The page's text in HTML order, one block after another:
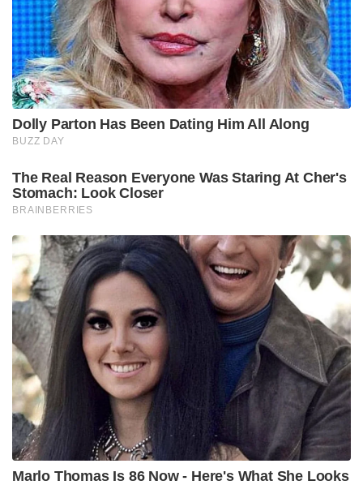
Dolly Parton Has Been Dating Him All Along
BUZZ DAY
The Real Reason Everyone Was Staring At Cher's
Stomach: Look Closer
BRAINBERRIES
Marlo Thomas Is 86 Now - Here's What She Looks